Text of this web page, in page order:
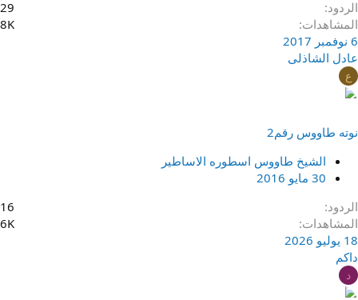
الردود
29
المشاهدات
8K
6 نوفمبر 2017
عادل الشاذلى
ع
نوته طاووس رقم2
الشيخ طاووس اسطوره الاساطير
30 مايو 2016
الردود
16
المشاهدات
6K
18 يوليو 2026
داكم
د